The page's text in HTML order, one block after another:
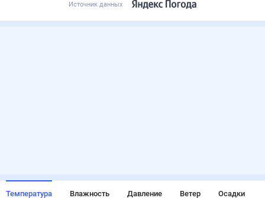
Источник данных
Температура Влажность Давление Ветер Осадки